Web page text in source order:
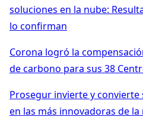
soluciones en la nube:
lo confirman
Corona logró la
de carbono para sus 38
Prosegur invierte y convierte
en las más innovadoras de